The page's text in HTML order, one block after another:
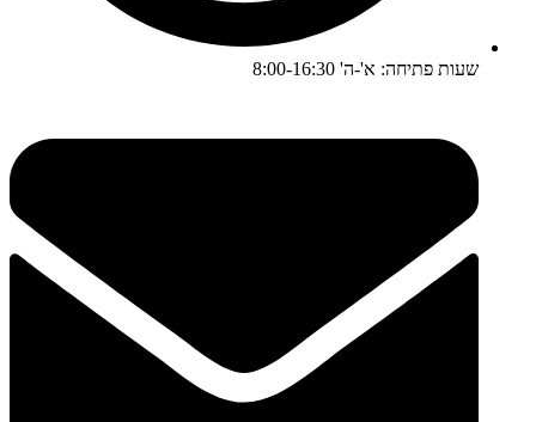
שעות פתיחה: א'-ה' 8:00-16:30